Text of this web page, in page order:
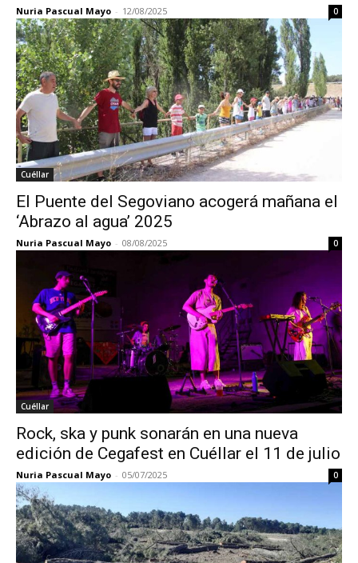
Nuria Pascual Mayo - 12/08/2025 0
Cuéllar
El Puente del Segoviano acogerá mañana el
‘Abrazo al agua’ 2025
Nuria Pascual Mayo - 08/08/2025 0
Cuéllar
Rock, ska y punk sonarán en una nueva
edición de Cegafest en Cuéllar el 11 de julio
Nuria Pascual Mayo - 05/07/2025 0